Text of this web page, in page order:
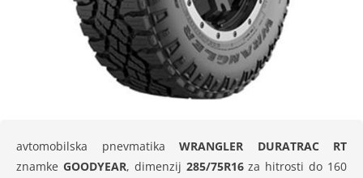
avtomobilska pnevmatika WRANGLER DURATRAC RT
znamke GOODYEAR, dimenzij 285/75R16za hitrosti do 160